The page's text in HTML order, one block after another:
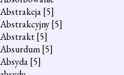
Abstrakcja[5]
Abstrakcyjny[5]
Abstrakt[5]
Absurdum[5]
Absyda[5]